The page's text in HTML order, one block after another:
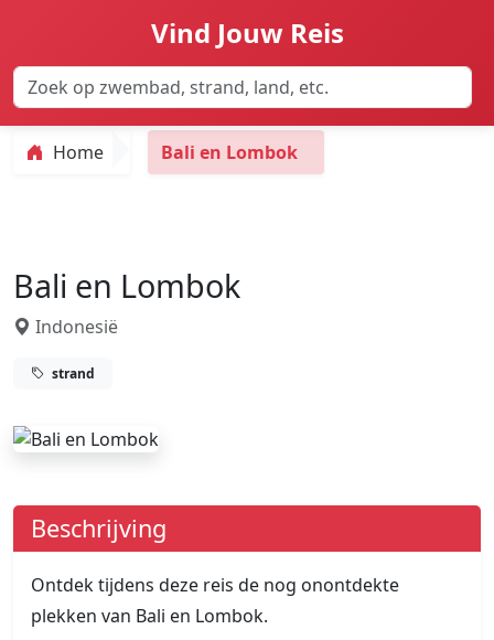
Vind Jouw Reis
Home Bali en Lombok
Bali en Lombok
Indonesië
strand
Beschrijving
Ontdek tijdens deze reis de nog onontdekte
plekken van Bali en Lombok.